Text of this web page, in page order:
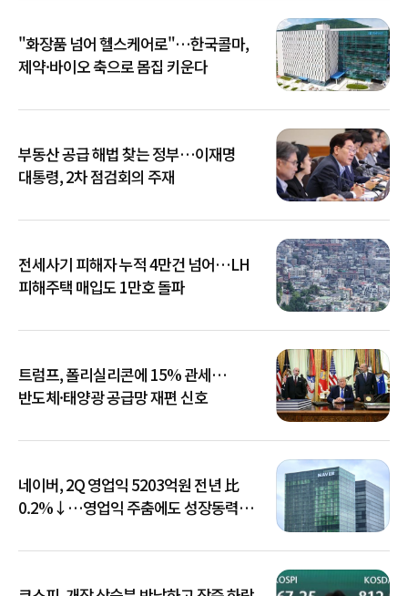
"화장품 넘어 헬스케어로"…한국콜마,
제약·바이오 축으로 몸집 키운다
부동산 공급 해법 찾는 정부…이재명
대통령, 2차 점검회의 주재
전세사기 피해자 누적 4만건 넘어…LH
피해주택 매입도 1만호 돌파
트럼프, 폴리실리콘에 15% 관세…
반도체·태양광 공급망 재편 신호
네이버, 2Q 영업익 5203억원 전년 比
0.2%↓…영업익 주춤에도 성장동력